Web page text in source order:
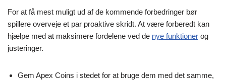
For at få mest muligt ud af de kommende forbedringer bør
spillere overveje et par proaktive skridt. At være forberedt kan
hjælpe med at maksimere fordelene ved de nye funktioner og
justeringer.
Gem Apex Coins i stedet for at bruge dem med det samme,